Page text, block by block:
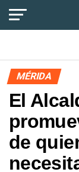
MÉRIDA
El
de